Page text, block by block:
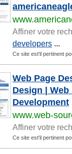
Affiner votre
developers ...
Ce site est'il pertinent
Web Page
Design |
Development
www.web-
Affiner votre
Ce site est'il pertinent